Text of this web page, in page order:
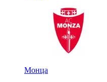
Монца